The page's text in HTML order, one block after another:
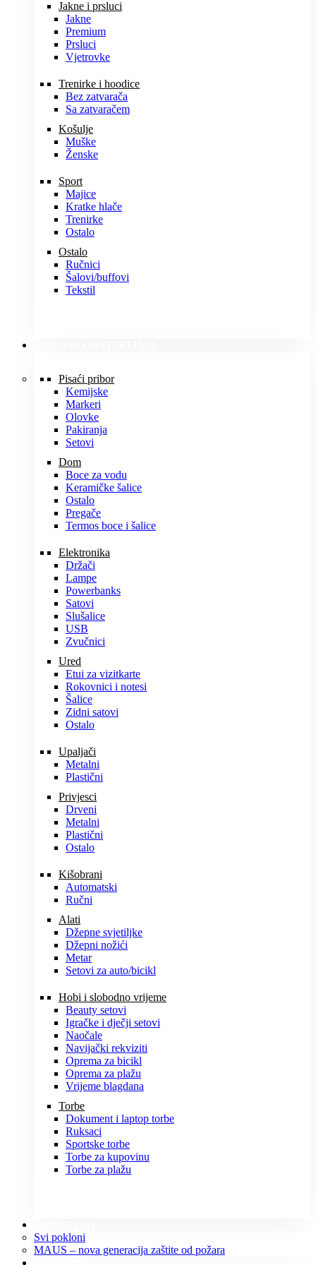
Jakne i prsluci
Jakne
Premium
Prsluci
Vjetrovke
Trenirke i hoodice
Bez zatvarača
Sa zatvaračem
Košulje
Muške
Ženske
Sport
Majice
Kratke hlače
Trenirke
Ostalo
Ostalo
Ručnici
Šalovi/buffovi
Tekstil
Pisaći pribor
Kemijske
Markeri
Olovke
Pakiranja
Setovi
Dom
Boce za vodu
Keramičke šalice
Ostalo
Pregače
Termos boce i šalice
Elektronika
Držači
Lampe
Powerbanks
Satovi
Slušalice
USB
Zvučnici
Ured
Etui za vizitkarte
Rokovnici i notesi
Šalice
Zidni satovi
Ostalo
Upaljači
Metalni
Plastični
Privjesci
Drveni
Metalni
Plastični
Ostalo
Kišobrani
Automatski
Ručni
Alati
Džepne svjetiljke
Džepni nožići
Metar
Setovi za auto/bicikl
Hobi i slobodno vrijeme
Beauty setovi
Igračke i dječji setovi
Naočale
Navijački rekviziti
Oprema za bicikl
Oprema za plažu
Vrijeme blagdana
Torbe
Dokument i laptop torbe
Ruksaci
Sportske torbe
Torbe za kupovinu
Torbe za plažu
Svi pokloni
MAUS – nova generacija zaštite od požara